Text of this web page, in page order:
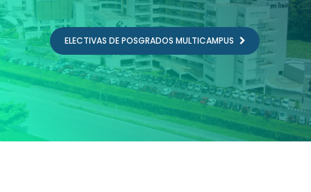
ELECTIVAS DE POSGRADOS MULTICAMPUS